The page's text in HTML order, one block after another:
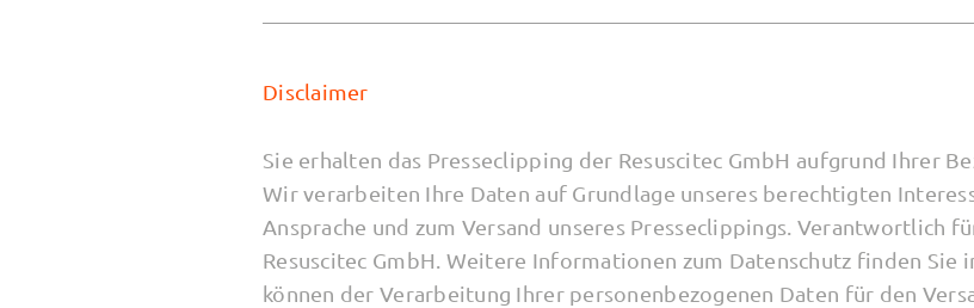
Disclaimer
Sie erhalten das Presseclipping der Resuscitec GmbH aufgrund Ihrer
Wir verarbeiten Ihre Daten auf Grundlage unseres berechtigten
Ansprache und zum Versand unseres Presseclippings. Verantwortlich
Resuscitec GmbH. Weitere Informationen zum Datenschutz finden Sie
können der Verarbeitung Ihrer personenbezogenen Daten für den